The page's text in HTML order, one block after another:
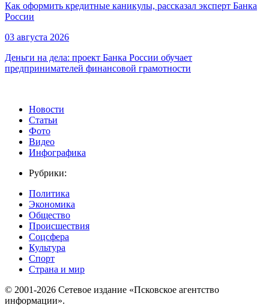
Как оформить кредитные каникулы, рассказал эксперт Банка
России
03 августа 2026
Деньги на дела: проект Банка России обучает
предпринимателей финансовой грамотности
Новости
Статьи
Фото
Видео
Инфографика
Рубрики:
Политика
Экономика
Общество
Происшествия
Соцсфера
Культура
Спорт
Страна и мир
© 2001-2026 Сетевое издание «Псковское агентство
информации».